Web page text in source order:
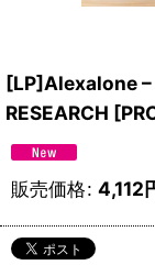
[LP]Alexalone
RESEARCH [
販売価格: 4,112